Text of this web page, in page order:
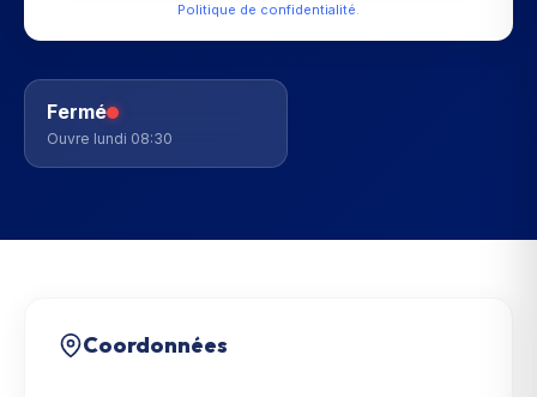
Politique de confidentialité.
Fermé
Ouvre lundi 08:30
Coordonnées